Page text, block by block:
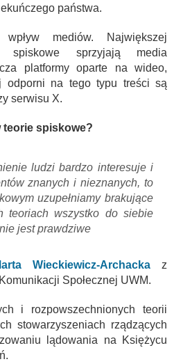
państwa.
mediów. Największej
sprzyjają media
platformy oparte na wideo,
odporni na tego typu treści są
serwisu X.
teorie spiskowe?
ludzi bardzo interesuje i
znanych i nieznanych, to
uzupełniamy brakujące
teoriach wszystko do siebie
jest prawdziwe
Wieckiewicz-Archacka z
Społecznej UWM.
i rozpowszechnionych teorii
stowarzyszeniach rządzących
lądowania na Księżycu